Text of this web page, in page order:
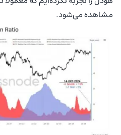
مشاهده می‌شود.